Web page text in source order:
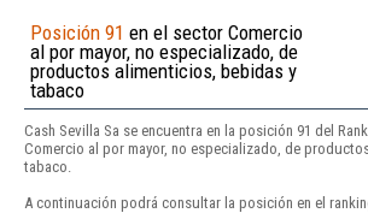
Posición 91 en el sector Comercio
al por mayor, no especializado, de
productos alimenticios, bebidas y
tabaco
Cash Sevilla Sa se encuentra en la posición 91 del
Comercio al por mayor, no especializado, de
tabaco.
A continuación podrá consultar la posición en el